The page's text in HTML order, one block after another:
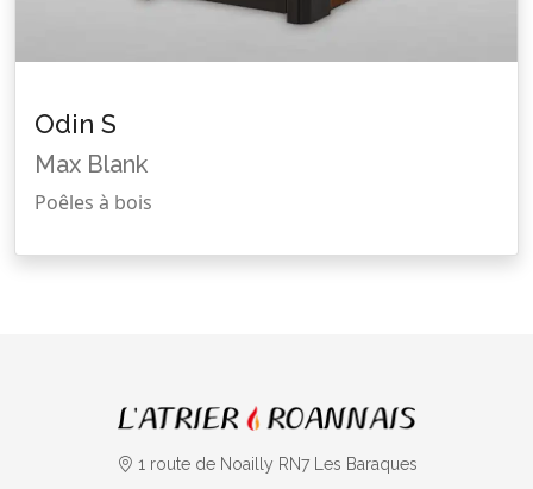
Odin S
Max Blank
Poêles à bois
1 route de Noailly RN7 Les Baraques